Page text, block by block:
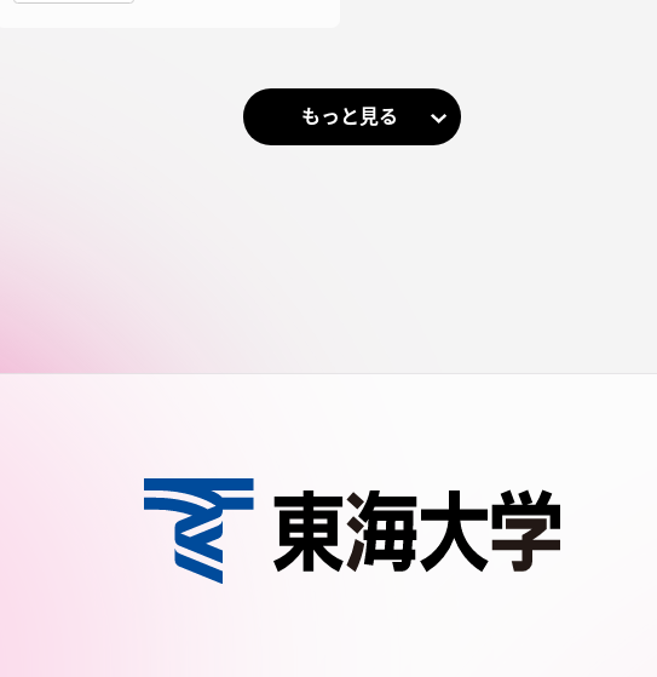
もっと見る